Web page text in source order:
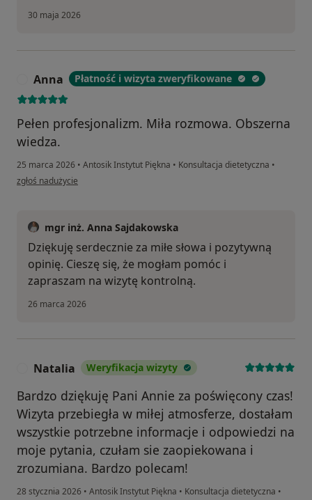
30 maja 2026
Anna Płatność i wizyta zweryfikowane
Pełen profesjonalizm. Miła rozmowa. Obszerna
wiedza.
25 marca 2026 • Antosik Instytut Piękna • Konsultacja dietetyczna •
w opinii użytkownika Anna
zgłoś nadużycie
mgr inż. Anna Sajdakowska
Dziękuję serdecznie za miłe słowa i pozytywną
opinię. Cieszę się, że mogłam pomóc i
zapraszam na wizytę kontrolną.
26 marca 2026
Natalia Weryfikacja wizyty
Bardzo dziękuję Pani Annie za poświęcony czas!
Wizyta przebiegła w miłej atmosferze, dostałam
wszystkie potrzebne informacje i odpowiedzi na
moje pytania, czułam sie zaopiekowana i
zrozumiana. Bardzo polecam!
28 stycznia 2026 • Antosik Instytut Piękna • Konsultacja dietetyczna •